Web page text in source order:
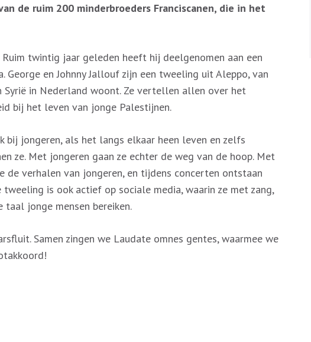
de ruim 200 minderbroeders Franciscanen, die in het
twintig jaar geleden heeft hij deelgenomen aan een
George en Johnny Jallouf zijn een tweeling uit Aleppo, van
in Nederland woont. Ze vertellen allen over het
bij het leven van jonge Palestijnen.
jongeren, als het langs elkaar heen leven en zelfs
ze. Met jongeren gaan ze echter de weg van de hoop. Met
verhalen van jongeren, en tijdens concerten ontstaan
is ook actief op sociale media, waarin ze met zang,
taal jonge mensen bereiken.
Samen zingen we Laudate omnes gentes, waarmee we